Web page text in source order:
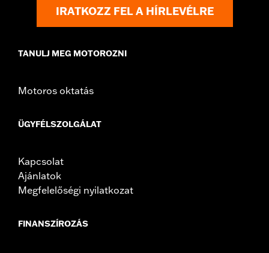
SteelIRATKOZZ FEL A HÍRLEVÉLRE
TANULJ MEG MOTOROZNI
Motoros oktatás
ÜGYFÉLSZOLGÁLAT
Kapcsolat
Ajánlatok
Megfelelőségi nyilatkozat
FINANSZÍROZÁS